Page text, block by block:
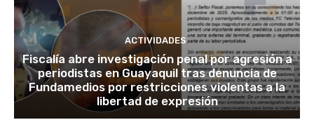
ACTIVIDADES
Fiscalía abre investigación penal por agresión a
periodistas en Guayaquil tras denuncia de
Fundamedios por restricciones violentas a la
libertad de expresión